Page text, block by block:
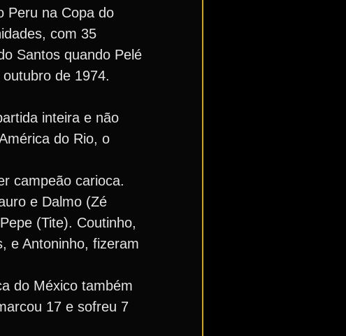
Peru na Copa do
com 35
Santos quando Pelé
de 1974.
inteira e não
do Rio, o
campeão carioca.
e Dalmo (Zé
(Tite). Coutinho,
e Antoninho, fizeram
do México também
17 e sofreu 7